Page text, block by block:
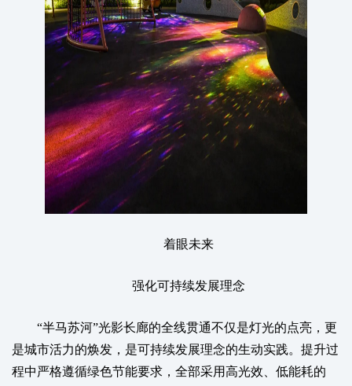
着眼未来
强化可持续发展理念
“半马苏河”光影长廊的全线贯通不仅是灯光的点亮，更
是城市活力的焕发，是可持续发展理念的生动实践。提升过
程中严格遵循绿色节能要求，全部采用高光效、低能耗的